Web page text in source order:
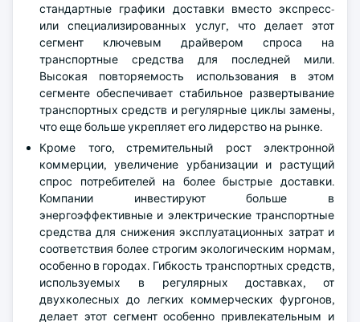
стандартные графики доставки вместо экспресс-
или специализированных услуг, что делает этот
сегмент ключевым драйвером спроса на
транспортные средства для последней мили.
Высокая повторяемость использования в этом
сегменте обеспечивает стабильное развертывание
транспортных средств и регулярные циклы замены,
что еще больше укрепляет его лидерство на рынке.
Кроме того, стремительный рост электронной
коммерции, увеличение урбанизации и растущий
спрос потребителей на более быстрые доставки.
Компании инвестируют больше в
энергоэффективные и электрические транспортные
средства для снижения эксплуатационных затрат и
соответствия более строгим экологическим нормам,
особенно в городах. Гибкость транспортных средств,
используемых в регулярных доставках, от
двухколесных до легких коммерческих фургонов,
делает этот сегмент особенно привлекательным и